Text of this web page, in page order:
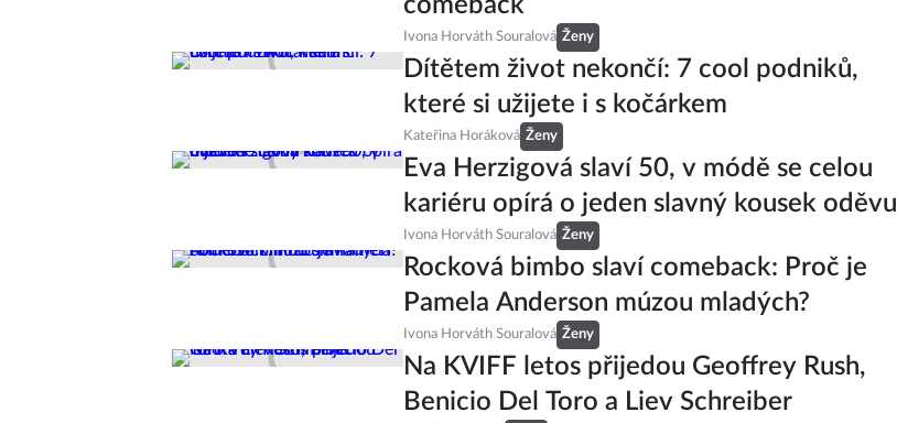
comeback
Ivona Horváth Souralová Ženy
Dítětem život nekončí: 7 cool podniků,
které si užijete i s kočárkem
Kateřina Horáková Ženy
Eva Herzigová slaví 50, v módě se celou
kariéru opírá o jeden slavný kousek oděvu
Ivona Horváth Souralová Ženy
Rocková bimbo slaví comeback: Proč je
Pamela Anderson múzou mladých?
Ivona Horváth Souralová Ženy
Na KVIFF letos přijedou Geoffrey Rush,
Benicio Del Toro a Liev Schreiber